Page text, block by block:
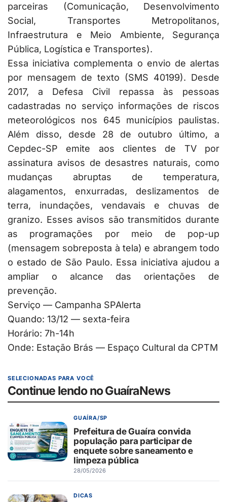
parceiras (Comunicação, Desenvolvimento
Social, Transportes Metropolitanos,
Infraestrutura e Meio Ambiente, Segurança
Pública, Logística e Transportes).
Essa iniciativa complementa o envio de alertas
por mensagem de texto (SMS 40199). Desde
2017, a Defesa Civil repassa às pessoas
cadastradas no serviço informações de riscos
meteorológicos nos 645 municípios paulistas.
Além disso, desde 28 de outubro último, a
Cepdec-SP emite aos clientes de TV por
assinatura avisos de desastres naturais, como
mudanças abruptas de temperatura,
alagamentos, enxurradas, deslizamentos de
terra, inundações, vendavais e chuvas de
granizo. Esses avisos são transmitidos durante
as programações por meio de pop-up
(mensagem sobreposta à tela) e abrangem todo
o estado de São Paulo. Essa iniciativa ajudou a
ampliar o alcance das orientações de
prevenção.
Serviço — Campanha SPAlerta
Quando: 13/12 — sexta-feira
Horário: 7h-14h
Onde: Estação Brás — Espaço Cultural da CPTM
SELECIONADAS PARA VOCÊ
Continue lendo no GuaíraNews
GUAÍRA/SP
Prefeitura de Guaíra convida
população para participar de
enquete sobre saneamento e
limpeza pública
28/05/2026
DICAS